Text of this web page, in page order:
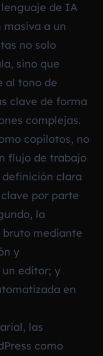
de IA
a un
no solo
sino que
al tono de
clave de forma
complejas.
copilotos, no
flujo de trabajo
clara
por parte
la
mediante
y
editor; y
en
las
como